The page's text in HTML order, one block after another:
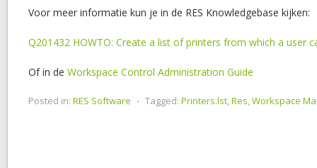
Voor meer informatie kun je in de RES Knowledgebase kijken:
Q201432 HOWTO: Create a list of printers from which a user
Of in de Workspace Control Administration Guide
Posted in: RES Software ⋅ Tagged: Printers.lst,Res,Workspace